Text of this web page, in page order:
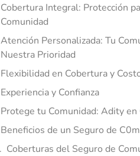
Cobertura Integral: Protección
Comunidad
Atención Personalizada: Tu
Nuestra Prioridad
Flexibilidad en Cobertura y
Experiencia y Confianza
Protege tu Comunidad: Adity en
Beneficios de un Seguro de
Coberturas del Seguro de